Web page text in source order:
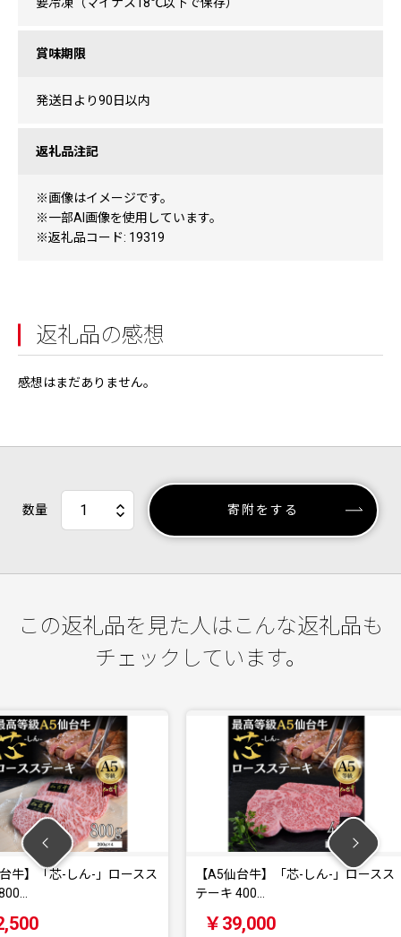
賞味期限
発送日より90日以内
返礼品注記
※画像はイメージです。
※一部AI画像を使用しています。
※返礼品コード: 19319
返礼品の感想
感想はまだありません。
数量 寄附をする
この返礼品を見た人はこんな返礼品も
チェックしています。
ロースス
【A5仙台牛】「芯-しん-」ロースス
【A5仙台